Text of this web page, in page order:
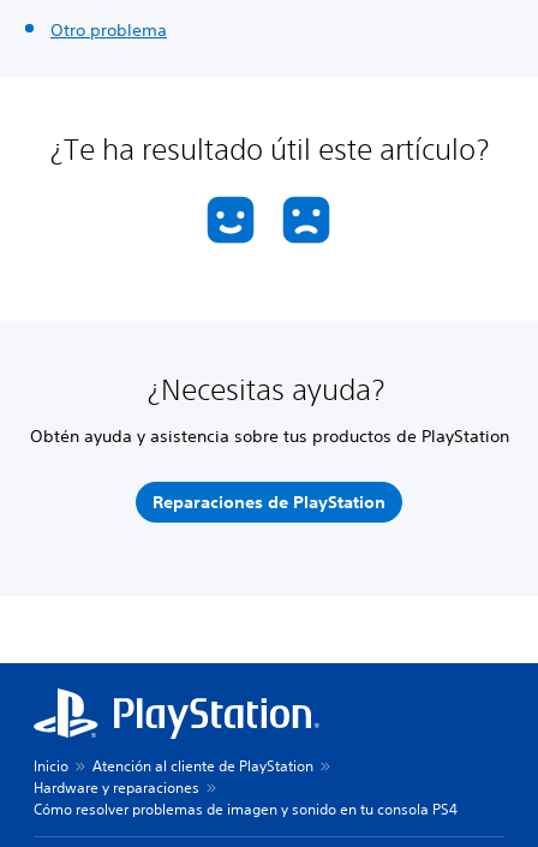
Otro problema
¿Te ha resultado útil este artículo?
¿Necesitas ayuda?
Obtén ayuda y asistencia sobre tus productos de PlayStation
Reparaciones de PlayStation
Inicio
Atención al cliente de PlayStation
Hardware y reparaciones
Cómo resolver problemas de imagen y sonido en tu consola PS4